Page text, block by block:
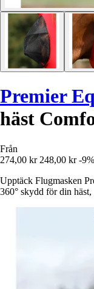
Premier
häst
Från
274,00 kr 248,00 kr -9%
Upptäck Flugmasken
360° skydd för din